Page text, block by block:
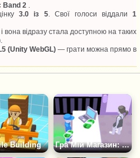
Band 2
3.0 із 5. Свої голоси віддали1
і вона відразу стала доступною на таких
(Unity WebGL) — грати можна прямо в
Building Гра Мій Магазин: Магнат